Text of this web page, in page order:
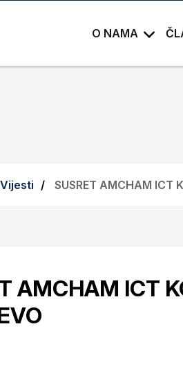
O NAMA
Vijesti SUSRET AMCHAM ICT
AMCHAM ICT